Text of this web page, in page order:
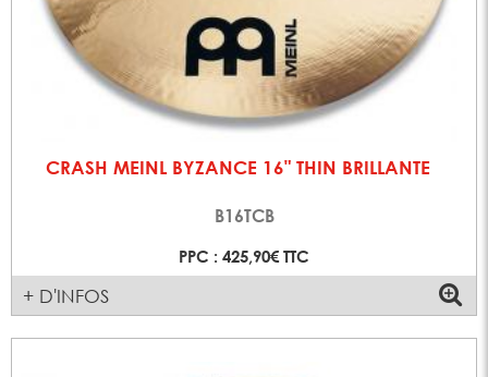
CRASH MEINL BYZANCE 16" THIN BRILLANTE
B16TCB
PPC : 425,90€ TTC
+ D'INFOS